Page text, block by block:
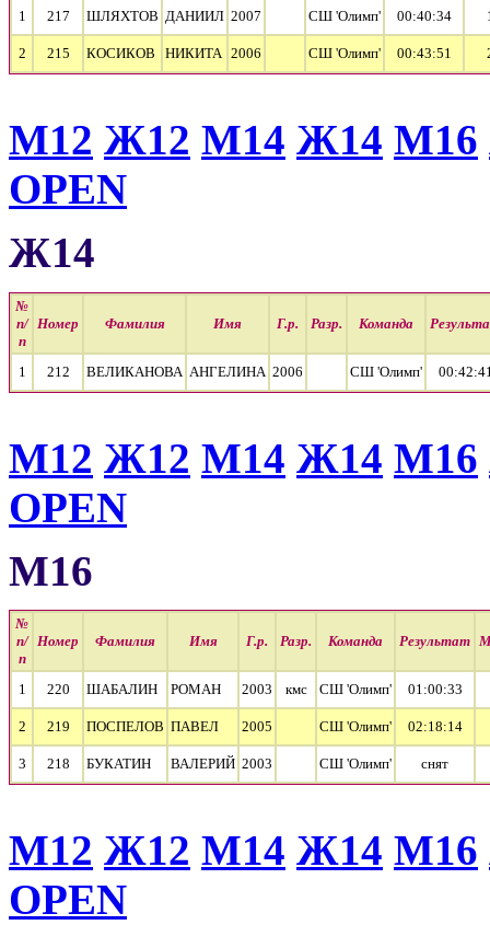
1 217 ШЛЯХТОВ ДАНИИЛ 2007 СШ 'Олимп' 00:40:34
2 215 КОСИКОВ НИКИТА 2006 СШ 'Олимп' 00:43:51
М12 Ж12 М14 Ж14 М16
OPEN
Ж14
№
п/
п
Номер Фамилия Имя Г.р. Разр. Команда
1 212 ВЕЛИКАНОВА АНГЕЛИНА 2006 СШ 'Олимп'
М12 Ж12 М14 Ж14 М16
OPEN
М16
№
п/
п
Номер Фамилия Имя Г.р. Разр. Команда Результат
1 220 ШАБАЛИН РОМАН 2003 кмс СШ 'Олимп' 01:00:33
2 219 ПОСПЕЛОВ ПАВЕЛ 2005 СШ 'Олимп' 02:18:14
3 218 БУКАТИН ВАЛЕРИЙ 2003 СШ 'Олимп' cнят
М12 Ж12 М14 Ж14 М16
OPEN